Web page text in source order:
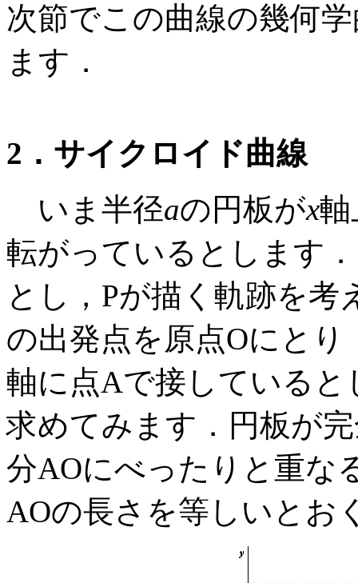
次節でこの曲線の幾何
ます．
2．サイクロイド曲線
いま半径aの円板がx
転がっているとします
とし，Pが描く軌跡を
の出発点を原点Oにと
軸に点Aで接している
求めてみます．円板が
分AOにべったりと重な
AOの長さを等しいとお